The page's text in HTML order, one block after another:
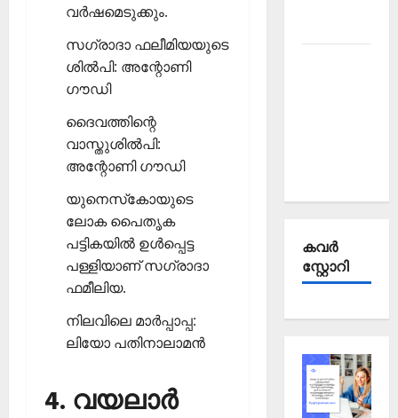
വര്‍ഷമെടുക്കും.
സഗ്രാദാ ഫലീമിയയുടെ
ശില്‍പി: അന്റോണി
ഗൗഡി
ദൈവത്തിന്റെ
വാസ്തുശില്‍പി:
അന്റോണി ഗൗഡി
യുനെസ്‌കോയുടെ
ലോക പൈതൃക
പട്ടികയില്‍ ഉള്‍പ്പെട്ട
പള്ളിയാണ് സഗ്രാദാ
ഫമീലിയ.
നിലവിലെ മാര്‍പ്പാപ്പ:
ലിയോ പതിനാലാമന്‍
4. വയലാര്‍
കവര്‍
സ്റ്റോറി